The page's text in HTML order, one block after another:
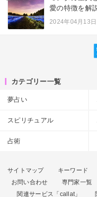
愛の特徴を解
2024年04月13日
カテゴリー一覧
夢占い
スピリチュアル
占術
サイトマップ キーワード
お問い合わせ
専門家一覧
関連サービス「callat」